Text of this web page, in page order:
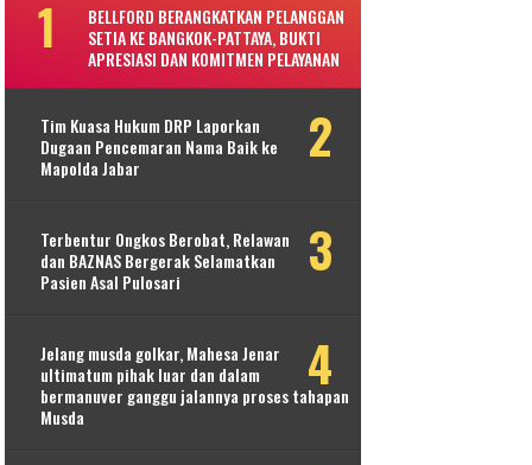
BELLFORD BERANGKATKAN PELANGGAN
SETIA KE BANGKOK-PATTAYA, BUKTI
APRESIASI DAN KOMITMEN PELAYANAN
Tim Kuasa Hukum DRP Laporkan
Dugaan Pencemaran Nama Baik ke
Mapolda Jabar
Terbentur Ongkos Berobat, Relawan
dan BAZNAS Bergerak Selamatkan
Pasien Asal Pulosari
Jelang musda golkar, Mahesa Jenar
ultimatum pihak luar dan dalam
bermanuver ganggu jalannya proses tahapan
Musda